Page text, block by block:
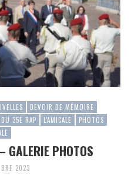
DEVOIR DE MÉMOIRE
35E RAP L'AMICALE
PHOTOS
PHOTOS
2023